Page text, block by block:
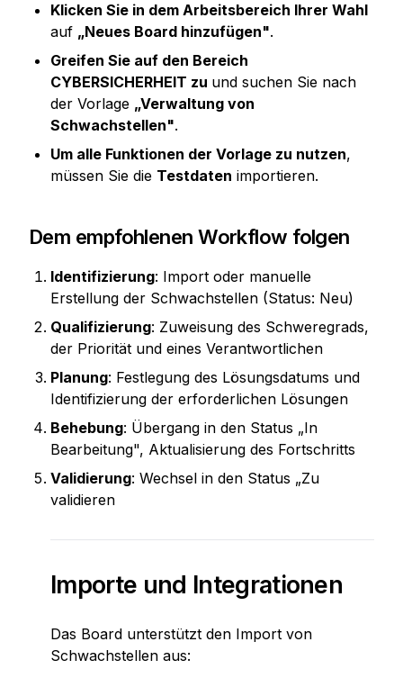
Klicken Sie in dem Arbeitsbereich Ihrer Wahl
auf „Neues Board hinzufügen".
Greifen Sie auf den Bereich
CYBERSICHERHEIT zu und suchen Sie nach
der Vorlage „Verwaltung von
Schwachstellen".
Um alle Funktionen der Vorlage zu nutzen,
müssen Sie die Testdaten importieren.
Dem empfohlenen Workflow folgen
Identifizierung: Import oder manuelle
Erstellung der Schwachstellen (Status: Neu)
Qualifizierung: Zuweisung des Schweregrads,
der Priorität und eines Verantwortlichen
Planung: Festlegung des Lösungsdatums und
Identifizierung der erforderlichen Lösungen
Behebung: Übergang in den Status „In
Bearbeitung", Aktualisierung des Fortschritts
Validierung: Wechsel in den Status „Zu
validieren
Importe und Integrationen
Das Board unterstützt den Import von
Schwachstellen aus: